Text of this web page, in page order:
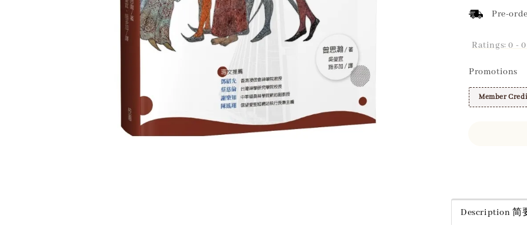
Pre-
Ratings:0 - 0
Promotions
Member
Description 简